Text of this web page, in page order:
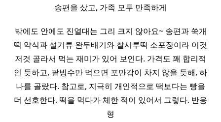
송편을 샀고, 가족 모두 만족하게
밖에도 안에도 진열대는 그리 크지 않아요~ 송편과 쑥개
떡 약식과 설기류 완두배기와 찰시루떡 소포장이라 이것
저것 골라서 먹는 재미가 있어 보인다. 가격도 꽤 합리적
인 듯하고, 팥빙수만 먹으면 포만감이 차지 않을 듯해, 하
나를 골랐다. 참고로, 지극히 개인적으로 떡보다는 빵을
더 선호한다. 떡을 먹다가 체한 적이 있어서 그렇다. 반응
형